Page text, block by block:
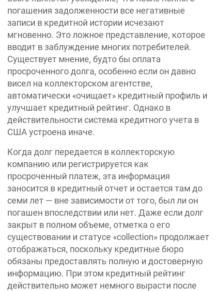
погашения задолженности все негативные
записи в кредитной истории исчезают
мгновенно. Это ложное представление, которое
вводит в заблуждение многих потребителей.
Существует мнение, будто бы оплата
просроченного долга, особенно если он давно
висел на коллекторском агентстве,
автоматически «очищает» кредитный профиль и
улучшает кредитный рейтинг. Однако в
действительности система кредитного учета в
США устроена иначе.
Когда долг передается в коллекторскую
компанию или регистрируется как
просроченный платеж, эта информация
заносится в кредитный отчет и остается там до
семи лет — вне зависимости от того, был ли он
погашен впоследствии или нет. Даже если долг
закрыт в полном объеме, отметка о его
существовании и статусе «‎collection» продолжает
отображаться, поскольку кредитные бюро
обязаны предоставлять полную и достоверную
информацию. При этом кредитный рейтинг
действительно может немного вырасти после